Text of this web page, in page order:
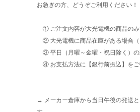
お急ぎの方、どうぞご利用ください！
① ご注文内容が大光電機の商品のみ
② 大光電機に商品在庫がある場合（
③ 平日（月曜～金曜・祝日除く）の
④ お支払方法に【銀行前振込】をご
→ メーカー倉庫から当日午後の発送